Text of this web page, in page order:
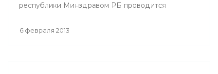
республики Минздравом РБ проводится
конференция «Перспективы донорства и
6 февраля 2013